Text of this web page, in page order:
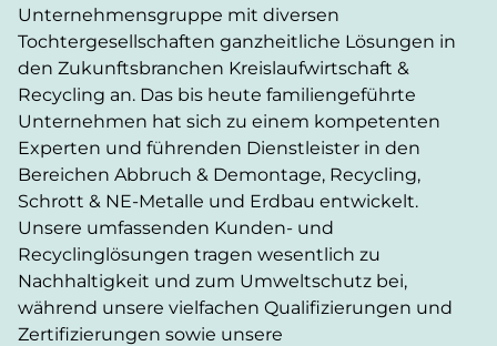
Unternehmensgruppe mit diversen
Tochtergesellschaften ganzheitliche Lösungen in
den Zukunftsbranchen Kreislaufwirtschaft &
Recycling an. Das bis heute familiengeführte
Unternehmen hat sich zu einem kompetenten
Experten und führenden Dienstleister in den
Bereichen Abbruch & Demontage, Recycling,
Schrott & NE-Metalle und Erdbau entwickelt.
Unsere umfassenden Kunden- und
Recyclinglösungen tragen wesentlich zu
Nachhaltigkeit und zum Umweltschutz bei,
während unsere vielfachen Qualifizierungen und
Zertifizierungen sowie unsere